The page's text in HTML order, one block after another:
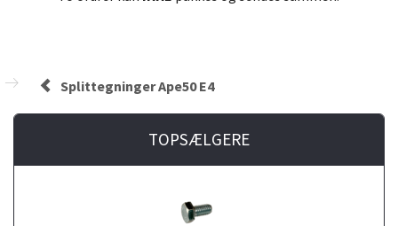
Splittegninger Ape50 E4
TOPSÆLGERE